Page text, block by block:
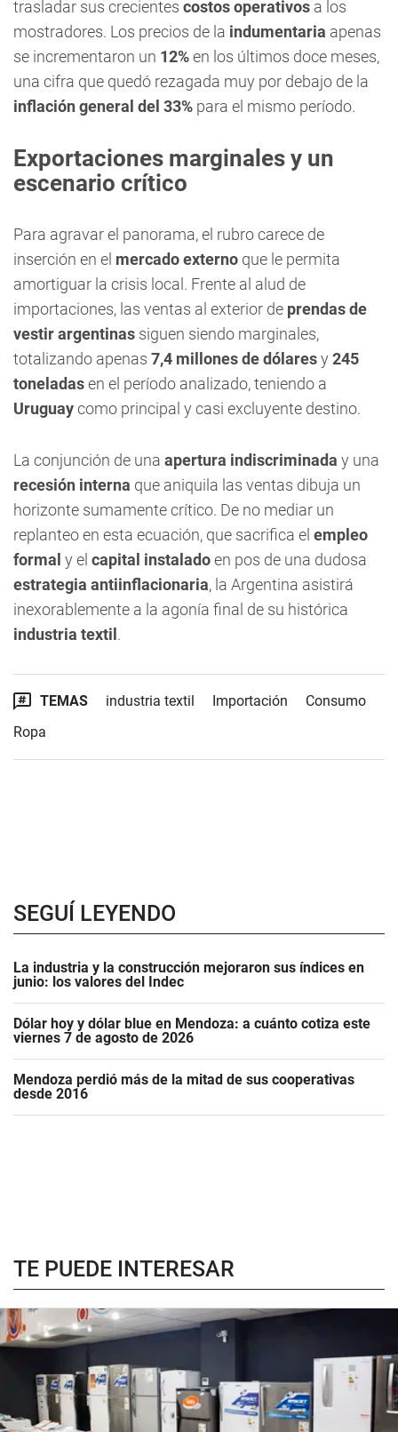
trasladar sus crecientes costos operativos a los
mostradores. Los precios de la indumentaria apenas
se incrementaron un 12%en los últimos doce meses,
una cifra que quedó rezagada muy por debajo de la
inflación general del 33% para el mismo período.
Exportaciones marginales y un
escenario crítico
Para agravar el panorama, el rubro carece de
inserción en el mercado externo que le permita
amortiguar la crisis local. Frente al alud de
importaciones, las ventas al exterior de prendas de
vestir argentinas siguen siendo marginales,
totalizando apenas 7,4 millones de dólaresy 245
toneladasen el período analizado, teniendo a
Uruguaycomo principal y casi excluyente destino.
La conjunción de una apertura indiscriminada y una
recesión interna que aniquila las ventas dibuja un
horizonte sumamente crítico. De no mediar un
replanteo en esta ecuación, que sacrifica el empleo
formal y el capital instaladoen pos de una dudosa
estrategia antiinflacionaria, la Argentina asistirá
inexorablemente a la agonía final de su histórica
industria textil .
TEMAS industria textil Importación
Consumo
Ropa
SEGUÍ LEYENDO
La industria y la construcción mejoraron sus índices en
junio: los valores del Indec
Dólar hoy y dólar blue en Mendoza: a cuánto cotiza este
viernes 7 de agosto de 2026
Mendoza perdió más de la mitad de sus cooperativas
desde 2016
TE PUEDE INTERESAR